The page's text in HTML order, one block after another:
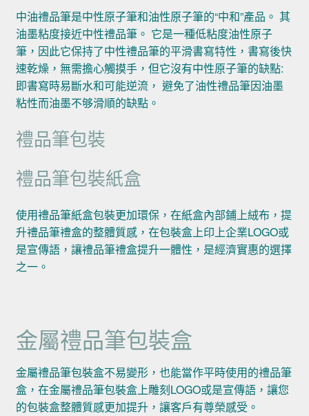
中油禮品筆是中性原子筆和油性原子筆的“中和”產品。 其
油墨粘度接近中性禮品筆。 它是一種低粘度油性原子
筆，因此它保持了中性禮品筆的平滑書寫特性，書寫後快
速乾燥，無需擔心觸摸手，但它沒有中性原子筆的缺點:
即書寫時易斷水和可能逆流， 避免了油性禮品筆因油墨
粘性而油墨不够滑順的缺點。
禮品筆包裝
禮品筆包裝紙盒
使用禮品筆紙盒包裝更加環保，在紙盒內部鋪上絨布，提
升禮品筆禮盒的整體質感，在包裝盒上印上企業LOGO或
是宣傳語，讓禮品筆禮盒提升一體性，是經濟實惠的選擇
之一。
金屬禮品筆包裝盒
金屬禮品筆包裝盒不易變形，也能當作平時使用的禮品筆
盒，在金屬禮品筆包裝盒上雕刻LOGO或是宣傳語，讓您
的包裝盒整體質感更加提升，讓客戶有尊榮感受。